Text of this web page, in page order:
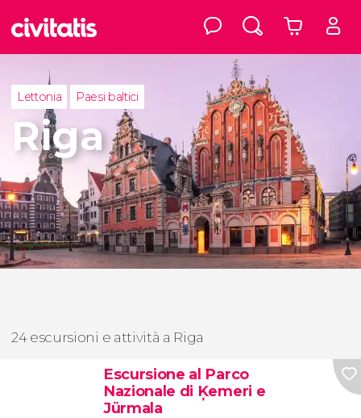
Lettonia Paesi baltici
Riga
24 escursioni e attività a Riga
Escursione al Parco
Nazionale di Ķemeri e
Jürmala